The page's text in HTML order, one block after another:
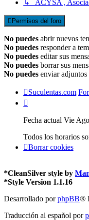
↳ ACYSA ,
Permisos del foro
No puedes abrir nuevos
No puedes responder a
No puedes editar sus
No puedes borrar sus
No puedes enviar adjuntos
Suculentas.com
Fecha actual Vie
Todos los horarios
Borrar cookies
*CleanSilver style by
*Style Version 1.1.16
Desarrollado porphpBB®
Traducción al español por